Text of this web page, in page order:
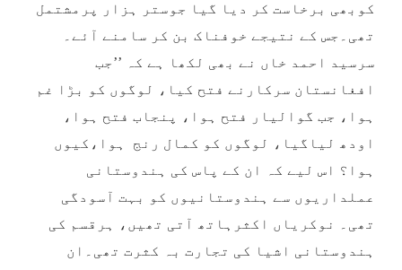
کوبھی برخاست کر دیا گیا جوستر ہزار پرمشتمل
تھی۔جس کے نتیجے خوفناک بن کر سامنے آئے۔
سرسید احمد خاں نے بھی لکھا ہے کہ ’’جب
افغانستان سرکارنے فتح کیا، لوگوں کو بڑا غم
ہوا، جب گوالیار فتح ہوا، پنجاب فتح ہوا،
اودھ لیاگیا، لوگوں کو کمال رنج ہوا،کیوں
ہوا؟ اس لیے کہ ان کے پاس کی ہندوستانی
عملداریوں سے ہندوستانیوں کو بہت آسودگی
تھی۔ نوکریاں اکثرہاتھ آتی تھیں، ہرقسم کی
ہندوستانی اشیا کی تجارت بہ کثرت تھی۔ان